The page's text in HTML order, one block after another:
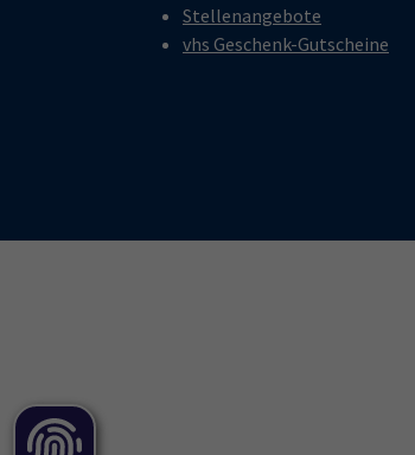
Stellenangebote
vhs Geschenk-Gutscheine